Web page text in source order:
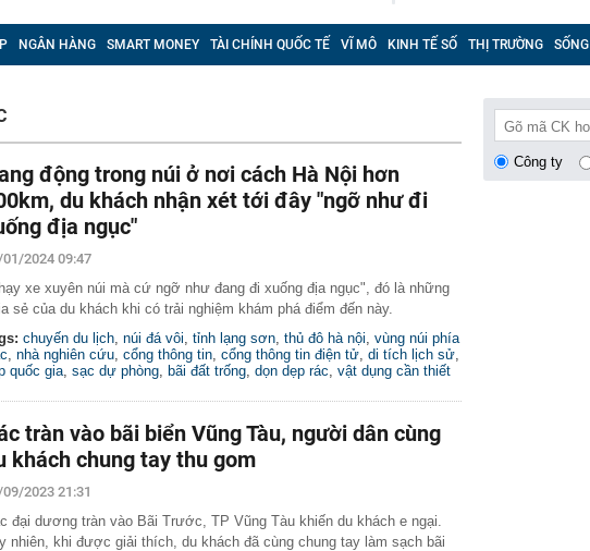
USD/ounce, chuyên gia dự báo đỉnh mới
dầu khí đem hơn 42.200 tỷ đồng gửi ngân hàng
có thêm "lá bài" từ Triều Tiên: Điểm yếu của Ukraine
tình' từng làm nghề giao báo, U60 vẫn như thanh niên
kiến xây hầm xuyên núi Tam Đảo
tỷ từ bán vé số, công ty xổ số chi trả thưởng thế nào?
Thị Thanh SN 2003 và Vi Thị Hòe SN 2004
đi sinh mạng của 500.000 người: Sức gió tới
kịch khí tượng tàn khốc nhất từng được ghi nhận
cũng để cho con": Lời khuyên khiến nhiều cha mẹ
về già
lãi suất tiết kiệm: Có ngân hàng lớn niêm yết 6%
tới 9%/năm
sẽ có mưa to đến rất to
đụng tay là ra hit, phim có thể chưa xem nhưng nhạc
lòng
NGÂN HÀNG SMART MONEY TÀI CHÍNH QUỐC TẾ VĨ MÔ KINH TẾ SỐ THỊ TRƯỜNG SỐNG
động trong núi ở nơi cách Hà Nội hơn
du khách nhận xét tới đây "ngỡ như đi
địa ngục"
01/2024 09:47
xe xuyên núi mà cứ ngỡ như đang đi xuống địa ngục", đó là những
sẻ của du khách khi có trải nghiệm khám phá điểm đến này.
chuyến du lịch, núi đá vôi, tỉnh lạng sơn, thủ đô hà nội, vùng núi phía
, nhà nghiên cứu, cổng thông tin, cổng thông tin điện tử, di tích lịch sử,
quốc gia, sạc dự phòng, bãi đất trống, dọn dẹp rác, vật dụng cần thiết
tràn vào bãi biển Vũng Tàu, người dân cùng
khách chung tay thu gom
2023 21:31
đại dương tràn vào Bãi Trước, TP Vũng Tàu khiến du khách e ngại.
nhiên, khi được giải thích, du khách đã cùng chung tay làm sạch bãi
Công ty